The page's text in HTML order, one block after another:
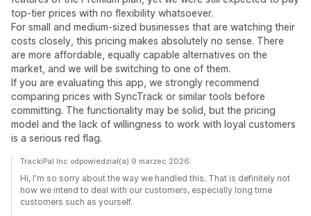
top-tier prices with no flexibility whatsoever.
For small and medium-sized businesses that are watching their
costs closely, this pricing makes absolutely no sense. There
are more affordable, equally capable alternatives on the
market, and we will be switching to one of them.
If you are evaluating this app, we strongly recommend
comparing prices with SyncTrack or similar tools before
committing. The functionality may be solid, but the pricing
model and the lack of willingness to work with loyal customers
is a serious red flag.
TrackiPal Inc odpowiedział(a) 9 marzec 2026
Hi, I'm so sorry about the way we handled this. That is definitely not
how we intend to deal with our customers, especially long time
customers such as yourself.